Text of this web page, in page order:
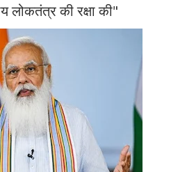
लोकतंत्र की रक्षा की"